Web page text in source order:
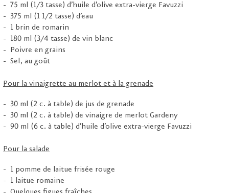
75 ml (1/3 tasse) d’huile d’olive extra-vierge Favuzzi
375 ml (1 1/2 tasse) d’eau
1 brin de romarin
180 ml (3/4 tasse) de vin blanc
Poivre en grains
Sel, au goût
Pour la vinaigrette au merlot et à la grenade
30 ml (2 c. à table) de jus de grenade
30 ml (2 c. à table) de vinaigre de merlot Gardeny
90 ml (6 c. à table) d’huile d’olive extra-vierge Favuzzi
Pour la salade
1 pomme de laitue frisée rouge
1 laitue romaine